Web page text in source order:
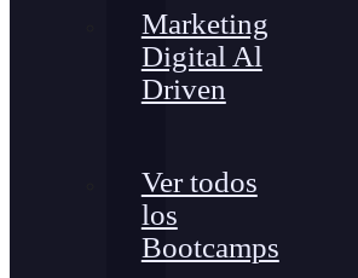
Marketing
Digital Al
Driven
Ver todos
los
Bootcamps